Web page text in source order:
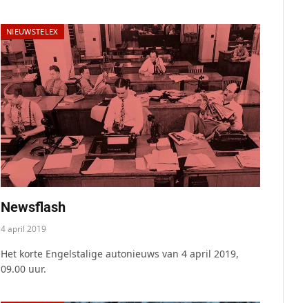
NIEUWSTELEX
Newsflash
4 april 2019
Het korte Engelstalige autonieuws van 4 april 2019,
09.00 uur.